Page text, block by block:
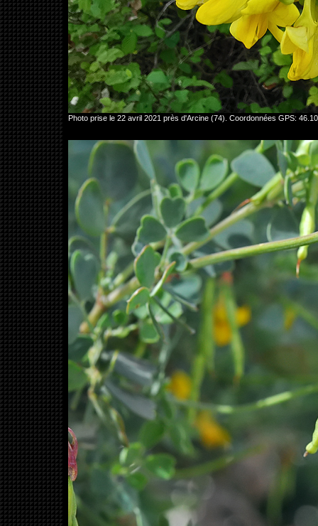
Photo prise le 22 avril 2021 près d'Arcine (74). Coordonnées GPS: